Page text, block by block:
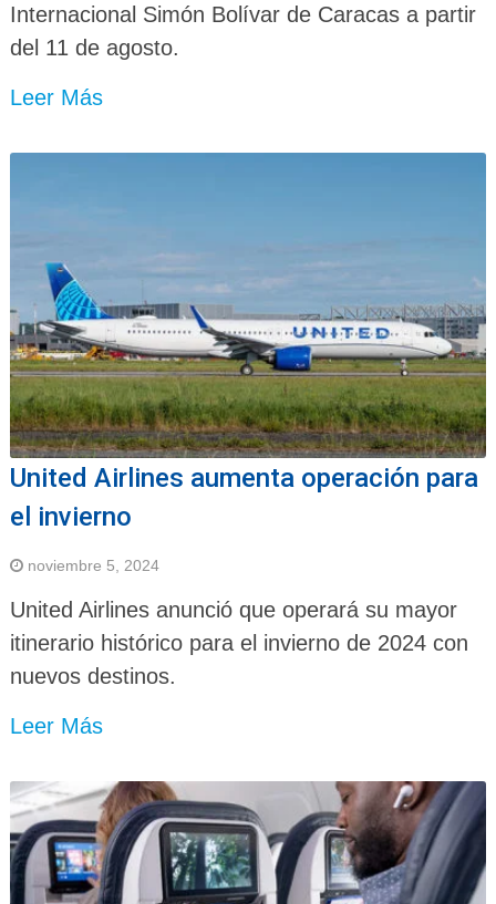
Internacional Simón Bolívar de Caracas a partir
del 11 de agosto.
Leer Más
United Airlines aumenta operación para
el invierno
noviembre 5, 2024
United Airlines anunció que operará su mayor
itinerario histórico para el invierno de 2024 con
nuevos destinos.
Leer Más